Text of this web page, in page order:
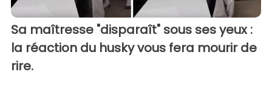
Sa maîtresse "disparaît" sous ses yeux :
la réaction du husky vous fera mourir de
rire.